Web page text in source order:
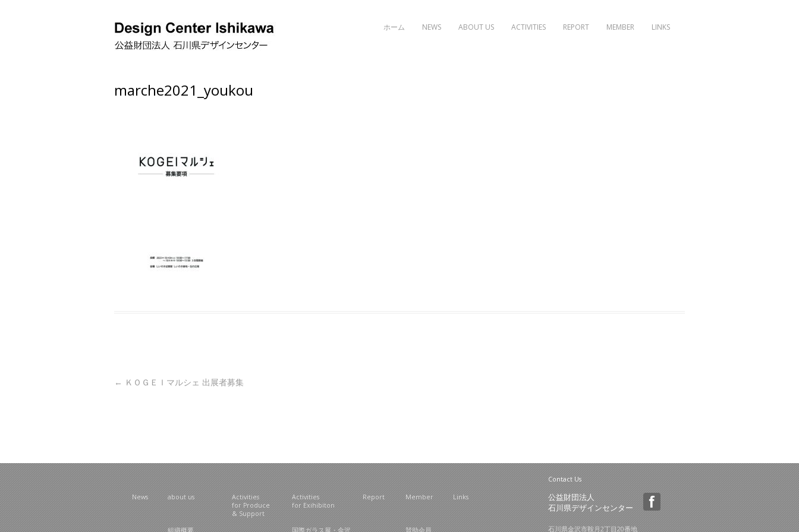
ホーム NEWS ABOUT US ACTIVITIES REPORT MEMBER LINKS
marche2021_youkou
← ＫＯＧＥＩマルシェ 出展者募集
News about us
Activities
for Produce
& Support
Activities
for Exihibiton
Report Member Links
組織概要 国際ガラス展・金沢 賛助会員
Contact Us
公益財団法人
石川県デザインセンター
石川県金沢市鞍月2丁目20番地